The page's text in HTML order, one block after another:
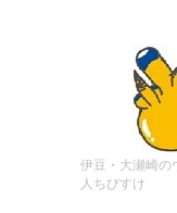
伊豆・大瀬崎の
人ちびすけ